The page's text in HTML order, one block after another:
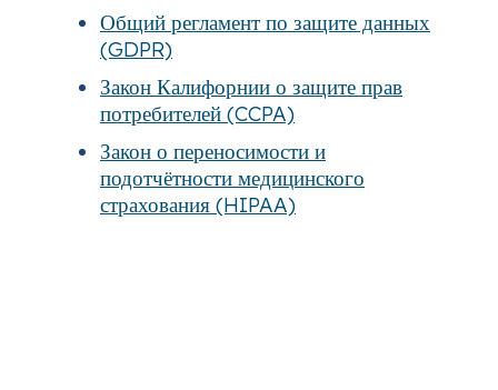
Общий регламент по защите данных
(GDPR)
Закон Калифорнии о защите прав
потребителей (CCPA)
Закон о переносимости и
подотчётности медицинского
страхования (HIPAA)